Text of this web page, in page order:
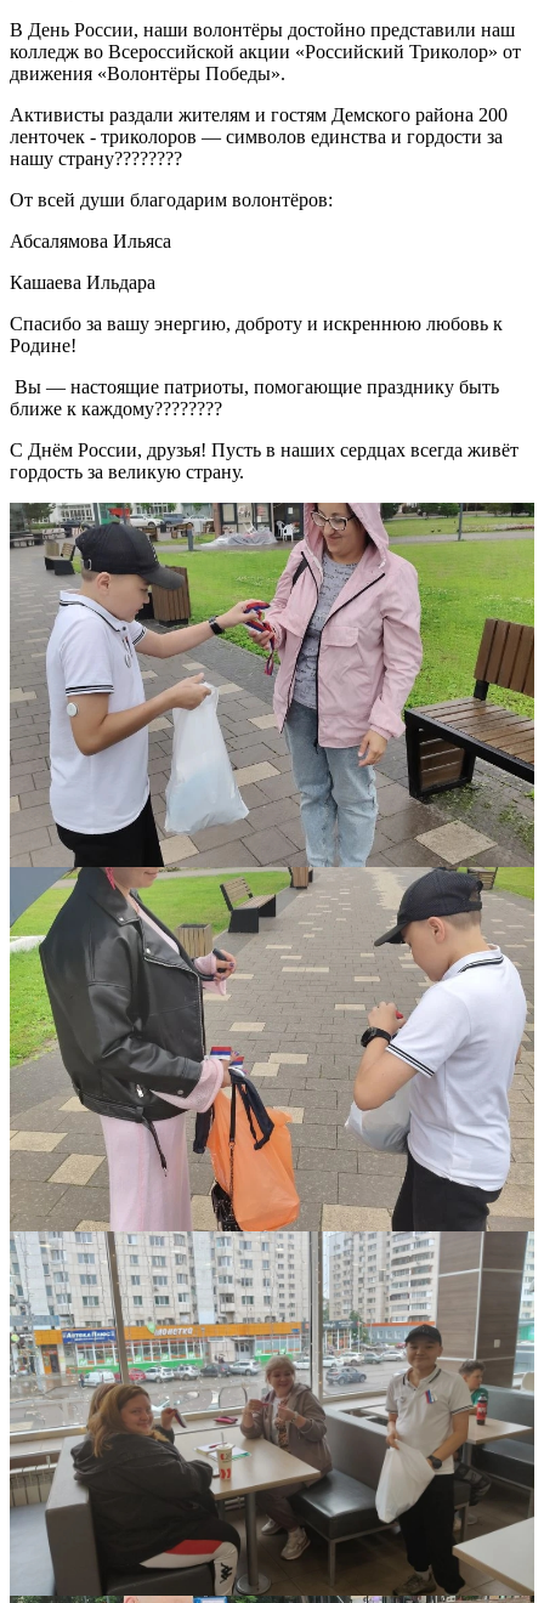
В День России, наши волонтёры достойно представили наш
колледж во Всероссийской акции «Российский Триколор» от
движения «Волонтёры Победы».
Активисты раздали жителям и гостям Демского района 200
ленточек - триколоров — символов единства и гордости за
нашу страну????????
От всей души благодарим волонтёров:
Абсалямова Ильяса
Кашаева Ильдара
Спасибо за вашу энергию, доброту и искреннюю любовь к
Родине!
Вы — настоящие патриоты, помогающие празднику быть
ближе к каждому????????
С Днём России, друзья! Пусть в наших сердцах всегда живёт
гордость за великую страну.